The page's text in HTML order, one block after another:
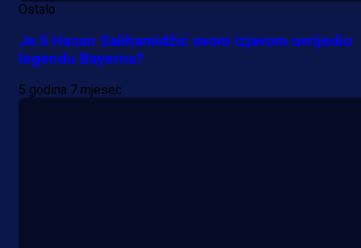
Ostalo
Je li Hasan Salihamidžić ovom izjavom uvrijedio
legendu Bayerna?
5 godina 7 mjesec